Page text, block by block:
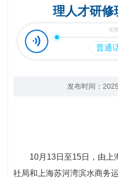
理人才研修
发布时间：
10月13日至15日，由上
社局和上海苏河湾滨水商务